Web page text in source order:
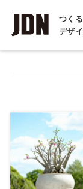
つく
デザ
インタビュ
コラム